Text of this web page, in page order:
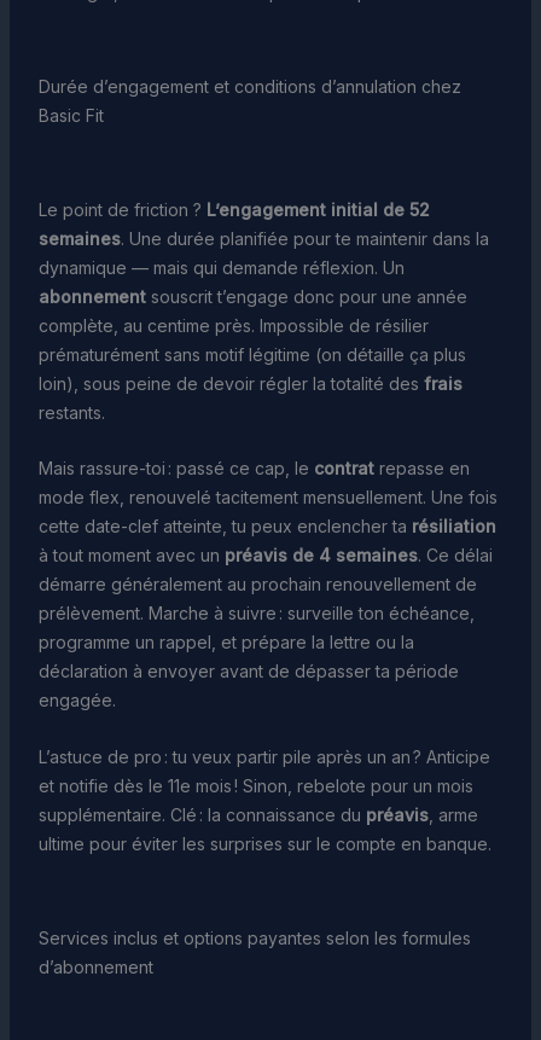
Durée d’engagement et conditions d’annulation chez
Basic Fit
Le point de friction ? L’engagement initial de 52
semaines. Une durée planifiée pour te maintenir dans la
dynamique — mais qui demande réflexion. Un
abonnementsouscrit t’engage donc pour une année
complète, au centime près. Impossible de résilier
prématurément sans motif légitime (on détaille ça plus
loin), sous peine de devoir régler la totalité des frais
restants.
Mais rassure-toi : passé ce cap, le contratrepasse en
mode flex, renouvelé tacitement mensuellement. Une fois
cette date-clef atteinte, tu peux enclencher ta résiliation
à tout moment avec un préavis de 4 semaines. Ce délai
démarre généralement au prochain renouvellement de
prélèvement. Marche à suivre : surveille ton échéance,
programme un rappel, et prépare la lettre ou la
déclaration à envoyer avant de dépasser ta période
engagée.
L’astuce de pro : tu veux partir pile après un an ? Anticipe
et notifie dès le 11e mois ! Sinon, rebelote pour un mois
supplémentaire. Clé : la connaissance du préavis, arme
ultime pour éviter les surprises sur le compte en banque.
Services inclus et options payantes selon les formules
d’abonnement